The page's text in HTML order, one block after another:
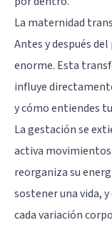
La maternidad
Antes y después
enorme. Esta
influye
y cómo entiendes
La gestación se
activa
reorganiza su
sostener una vida,
cada variación